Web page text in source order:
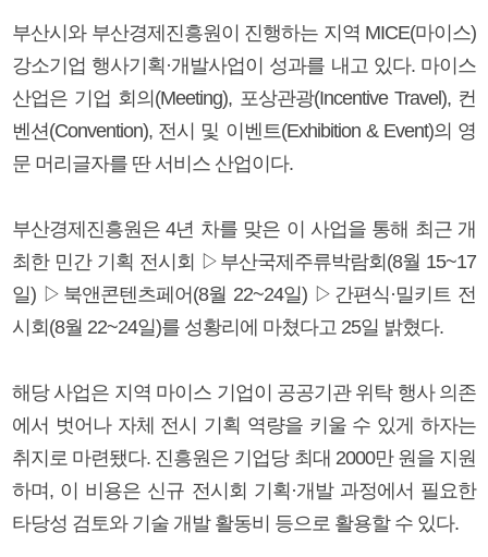
부산시와 부산경제진흥원이 진행하는 지역 MICE(마이스)
강소기업 행사기획·개발사업이 성과를 내고 있다. 마이스
산업은 기업 회의(Meeting), 포상관광(Incentive Travel), 컨
벤션(Convention), 전시 및 이벤트(Exhibition & Event)의 영
문 머리글자를 딴 서비스 산업이다.
부산경제진흥원은 4년 차를 맞은 이 사업을 통해 최근 개
최한 민간 기획 전시회 ▷부산국제주류박람회(8월 15~17
일) ▷북앤콘텐츠페어(8월 22~24일) ▷간편식·밀키트 전
시회(8월 22~24일)를 성황리에 마쳤다고 25일 밝혔다.
해당 사업은 지역 마이스 기업이 공공기관 위탁 행사 의존
에서 벗어나 자체 전시 기획 역량을 키울 수 있게 하자는
취지로 마련됐다. 진흥원은 기업당 최대 2000만 원을 지원
하며, 이 비용은 신규 전시회 기획·개발 과정에서 필요한
타당성 검토와 기술 개발 활동비 등으로 활용할 수 있다.